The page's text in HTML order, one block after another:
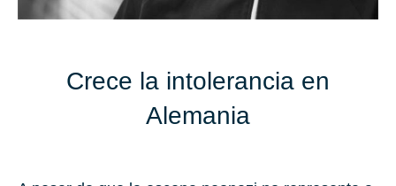
Crece la intolerancia en
Alemania